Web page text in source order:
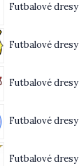
Futbalové
Futbalové
Futbalové
Futbalové
Futbalové